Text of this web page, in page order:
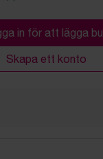
in för att lägga
Skapa ett konto